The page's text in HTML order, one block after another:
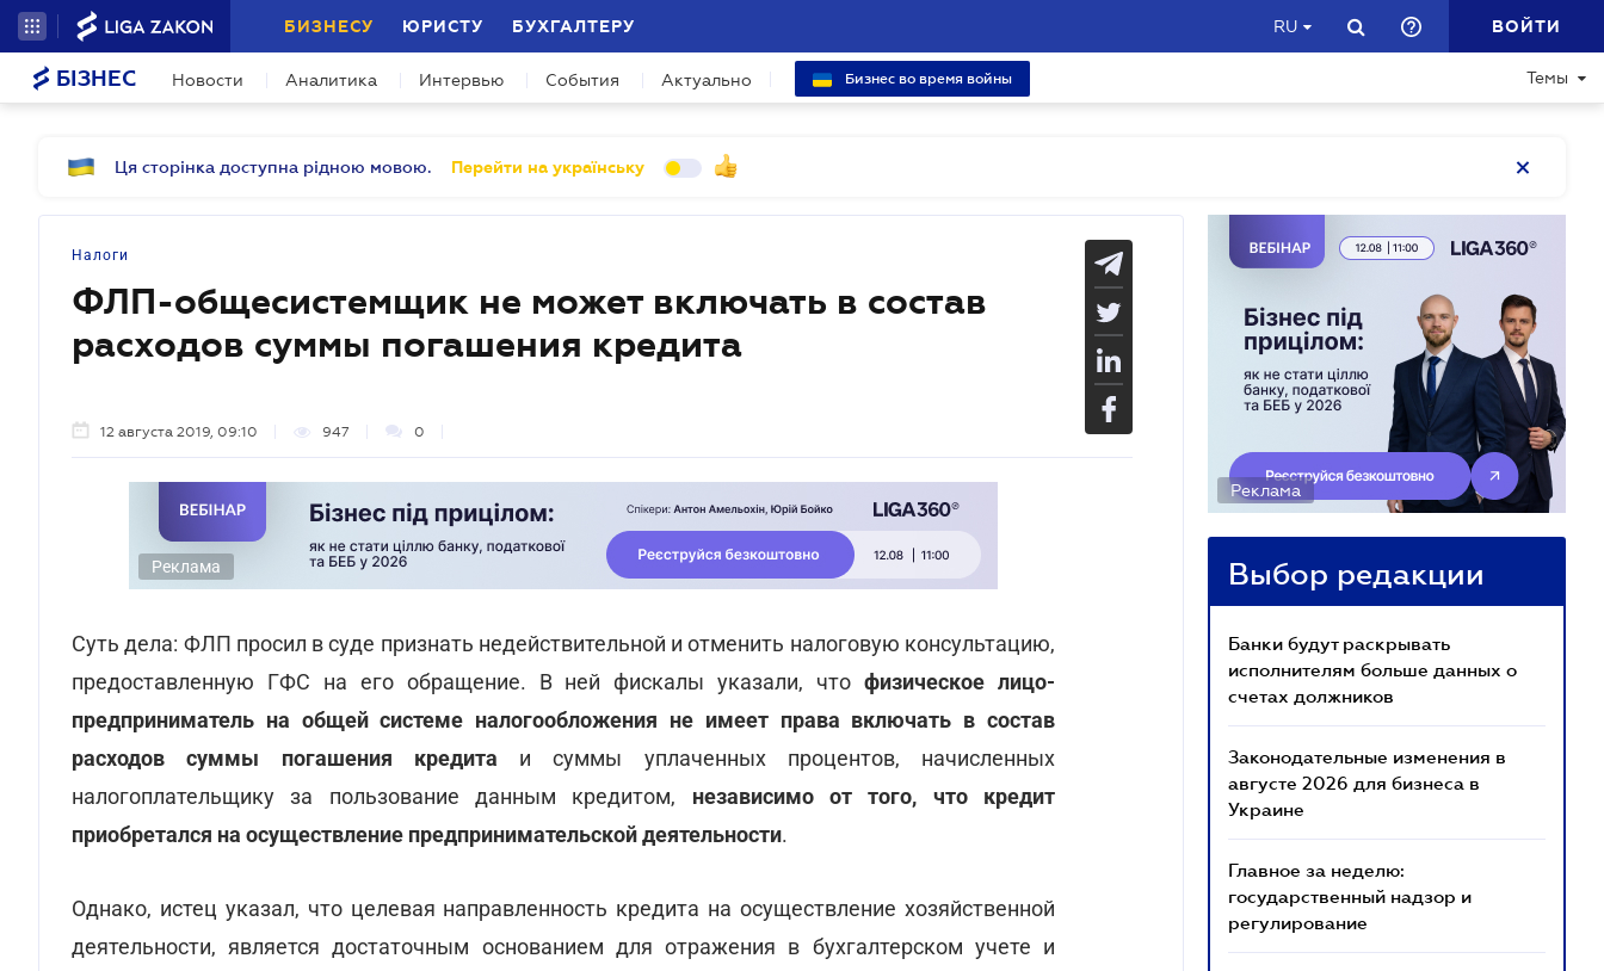
БИЗНЕСУ ЮРИСТУ БУХГАЛТЕРУ RU ВОЙТИ
БІЗНЕС Новости Аналитика Интервью События Актуально Бизнес во время войны Темы
Ця сторінка доступна рідною мовою. Перейти на українську
Налоги
ФЛП-общесистемщик не может включать в состав
расходов суммы погашения кредита
12 августа 2019, 09:10 947 0
Реклама
Суть дела: ФЛП просил в суде признать недействительной и отменить налоговую консультацию,
предоставленную ГФС на его обращение. В ней фискалы указали, чтофизическое лицо-
предприниматель на общей системе налогообложения не имеет права включать в состав
расходов суммы погашения кредита и суммы уплаченных процентов, начисленных
налогоплательщику за пользование данным кредитом, независимо от того, что кредит
приобретался на осуществление предпринимательской деятельности.
Однако, истец указал, что целевая направленность кредита на осуществление хозяйственной
деятельности, является достаточным основанием для отражения в бухгалтерском учете и
Реклама
Выбор редакции
Банки будут раскрывать
исполнителям больше данных о
счетах должников
Законодательные изменения в
августе 2026 для бизнеса в
Украине
Главное за неделю:
государственный надзор и
регулирование